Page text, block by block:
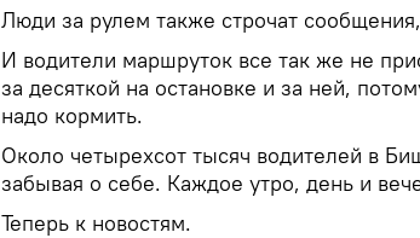
Люди за рулем также строчат
И водители маршруток все так же не
за десяткой на остановке и за ней,
надо кормить.
Около четырехсот тысяч водителей в
забывая о себе. Каждое утро, день и
Теперь к новостям.